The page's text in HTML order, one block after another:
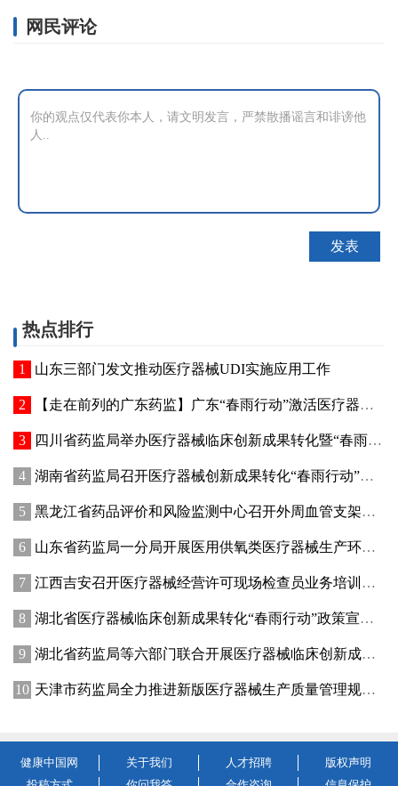
网民评论
热点排行
山东三部门发文推动医疗器械UDI实施应用工作
【走在前列的广东药监】广东“春雨行动”激活医疗器械创新动能
四川省药监局举办医疗器械临床创新成果转化暨“春雨行动”宣贯培训会
湖南省药监局召开医疗器械创新成果转化“春雨行动”推进会
黑龙江省药品评价和风险监测中心召开外周血管支架不良事件术语研讨会
山东省药监局一分局开展医用供氧类医疗器械生产环节专项检查
江西吉安召开医疗器械经营许可现场检查员业务培训暨廉政纪律教育会议
湖北省医疗器械临床创新成果转化“春雨行动”政策宣讲暨首批临床创新成果供需对接会在武汉举办
湖北省药监局等六部门联合开展医疗器械临床创新成果转化“春雨行动”
天津市药监局全力推进新版医疗器械生产质量管理规范落地实施
健康中国网 关于我们 人才招聘
版权声明